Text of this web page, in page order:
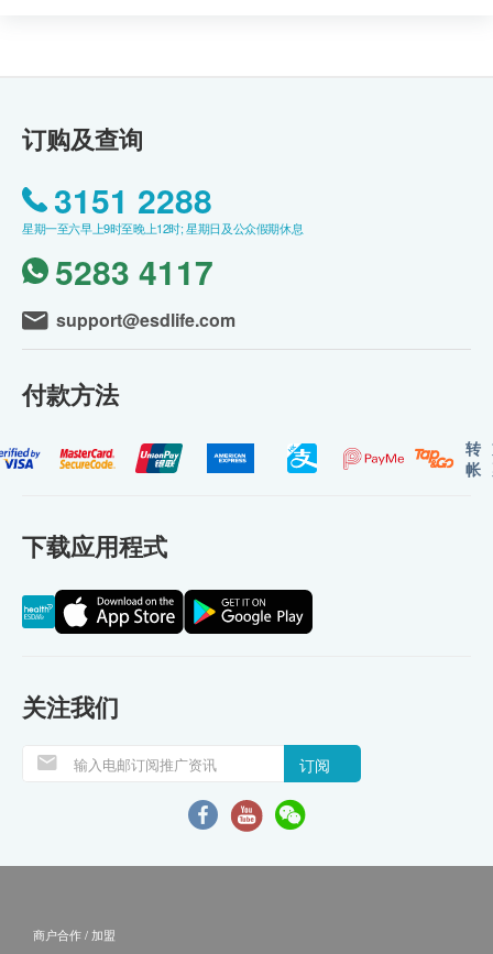
订购及查询
3151 2288
星期一至六早上9时至晚上12时; 星期日及公众假期休息
5283 4117
support@esdlife.com
付款方法
转
帐
下载应用程式
关注我们
订阅
商户合作 / 加盟